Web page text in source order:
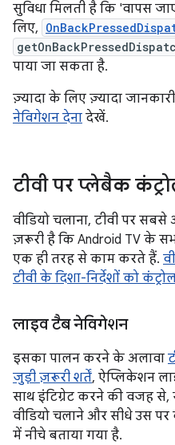
सुविधा मिलती है कि 'वापस
लिए,
पाया जा सकता है.
ज़्यादा के लिए ज़्यादा
नेविगेशन देना देखें.
टीवी पर प्लेबैक
वीडियो चलाना, टीवी पर
ज़रूरी है कि Android TV के
एक ही तरह से काम करते हैं.
टीवी के दिशा-निर्देशों को
लाइव टैब नेविगेशन
इसका पालन करने के अलावा
जुड़ी ज़रूरी शर्तें, ऐप्लिकेशन
साथ इंटिग्रेट करने की वजह से,
वीडियो चलाने और सीधे उस पर
में नीचे बताया गया है.